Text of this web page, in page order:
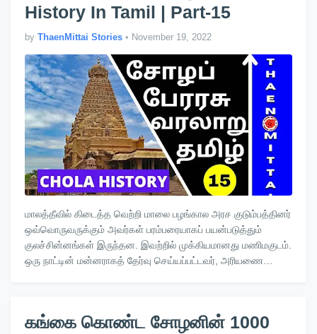
History In Tamil | Part-15
by ThaenMittai Stories • November 19, 2022
மாலத்தீவில் கிடைத்த வெற்றி மாலை பழங்கால அரச குடும்பத்தினர்
ஒவ்வொருவருக்கும் அவர்கள் பரம்பரையாகப் பயன்படுத்தும்
குலச்சின்னங்கள் இருந்தன. இவற்றில் முக்கியமானது மணிமகுடம்.
ஒரு நாட்டின் மன்னராகத் தேர்வு செய்யப்பட்டவர், அரியணை
கங்கை கொண்ட சோழனின் 1000